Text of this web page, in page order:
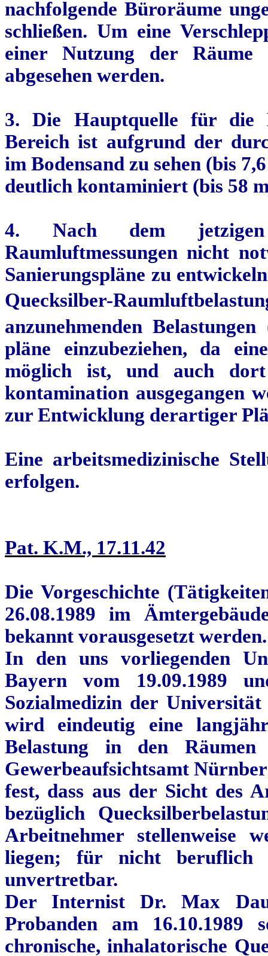
nachfolgende Büroräume
schließen. Um eine
einer Nutzung der Räume
abgesehen werden.
3. Die Hauptquelle für die
Bereich ist aufgrund der
im Bodensand zu sehen (bis
deutlich kontaminiert (bis 58
4. Nach dem jetzigen
Raumluftmessungen nicht
Sanierungspläne zu
Quecksilber-
anzunehmenden
pläne einzubeziehen, da
möglich ist, und auch
kontamination ausgegangen
zur Entwicklung derartiger
Eine arbeitsmedizinische
erfolgen.
Pat. K.M., 17.11.42
Die Vorgeschichte
26.08.1989 im
bekannt vorausgesetzt werden.
In den uns vorliegenden
Bayern vom 19.09.1989
Sozialmedizin der
wird eindeutig eine
Belastung in den Räumen
Gewerbeaufsichtsamt
fest, dass aus der Sicht des
bezüglich
Arbeitnehmer stellenweise
liegen; für nicht beruflich
unvertretbar.
Der Internist Dr. Max
Probanden am 16.10.1989
chronische,inhalatorische